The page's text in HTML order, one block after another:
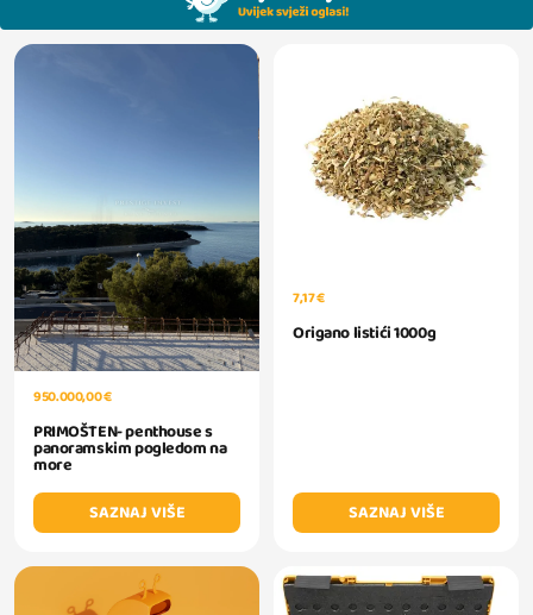
950.000,00 €
PRIMOŠTEN- penthouse s
panoramskim pogledom na
more
SAZNAJ VIŠE
7,17 €
Origano listići 1000g
SAZNAJ VIŠE